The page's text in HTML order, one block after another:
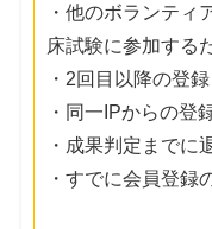
・他のボランティ
床試験に参加する
・2回目以降の登録
・同一IPからの登
・成果判定までに
・すでに会員登録